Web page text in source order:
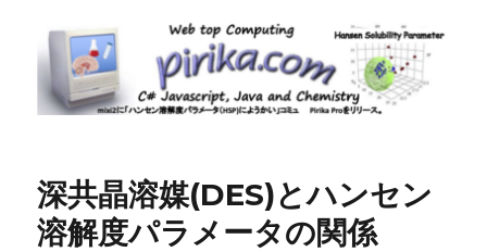
深共晶溶媒(DES)とハンセン
溶解度パラメータの関係